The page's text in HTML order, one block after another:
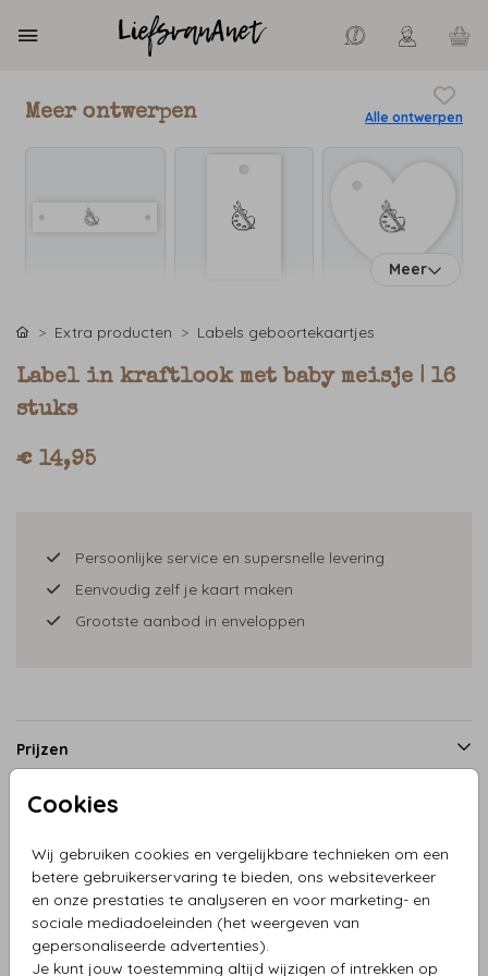
Cookies
Wij gebruiken cookies en vergelijkbare technieken om een
betere gebruikerservaring te bieden, ons websiteverkeer
en onze prestaties te analyseren en voor marketing- en
sociale mediadoeleinden (het weergeven van
gepersonaliseerde advertenties).
Je kunt jouw toestemming altijd wijzigen of intrekken op
Meer ontwerpen Alle ontwerpen
Meer
Extra producten Labels geboortekaartjes
Label in kraftlook met baby meisje | 16
stuks
€ 14,95
Persoonlijke service en supersnelle levering
Eenvoudig zelf je kaart maken
Grootste aanbod in enveloppen
Prijzen
Omschrijving
Label in kraftlook met baby meisje | 16 stuks